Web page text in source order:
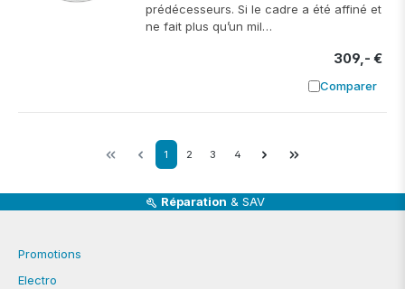
prédécesseurs. Si le cadre a été affiné et
ne fait plus qu’un mil…
309,- €
Comparer
Ajouter à
1 2 3 4
Réparation& SAV
Promotions
Electro